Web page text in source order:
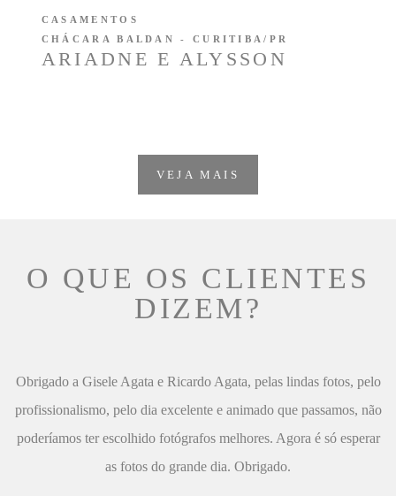
ARIADNE E ALYSSON
CASAMENTOS
CHÁCARA BALDAN - CURITIBA/PR
VEJA MAIS
O QUE OS CLIENTES
DIZEM?
Obrigado a Gisele Agata e Ricardo Agata, pelas lindas fotos, pelo
profissionalismo, pelo dia excelente e animado que passamos, não
poderíamos ter escolhido fotógrafos melhores. Agora é só esperar
as fotos do grande dia. Obrigado.